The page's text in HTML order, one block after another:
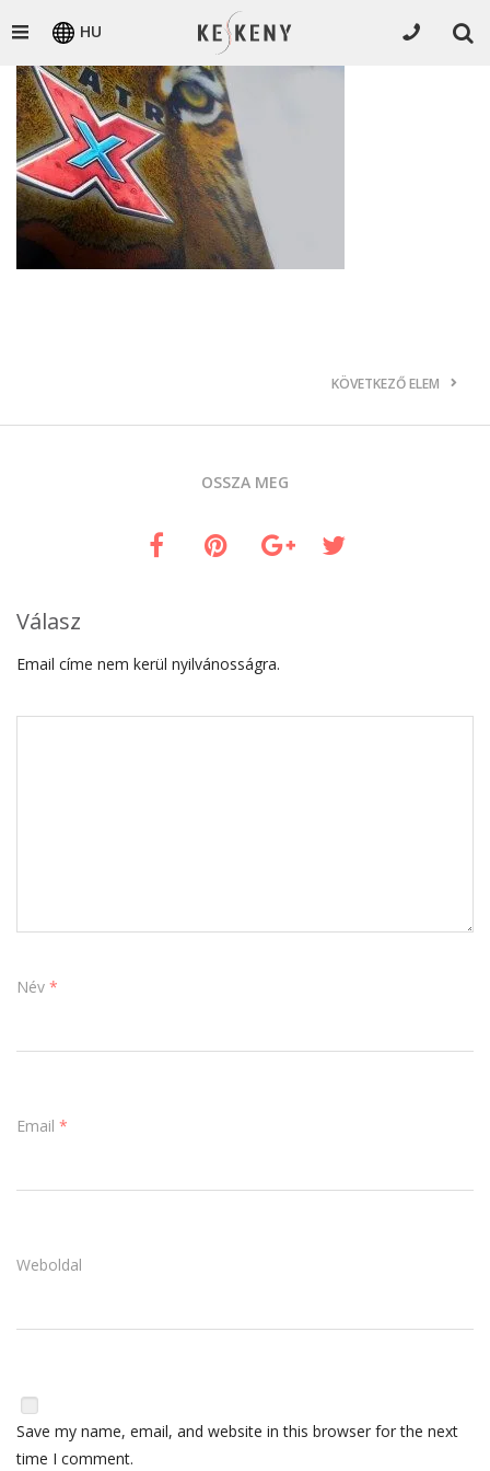
HU
KÖVETKEZŐ ELEM
OSSZA MEG
Válasz
Email címe nem kerül nyilvánosságra.
Név *
Email *
Weboldal
Save my name, email, and website in this browser for the next
time I comment.